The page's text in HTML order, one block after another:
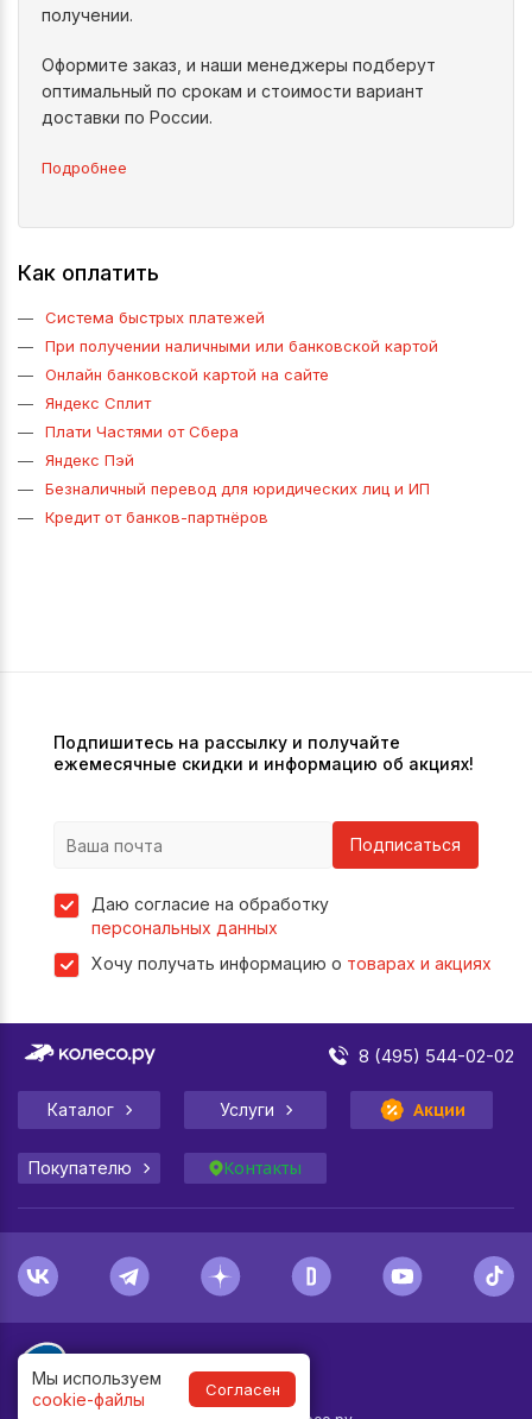
Мы используем
cookie-файлы
Согласен
получении.
Оформите заказ, и наши менеджеры подберут
оптимальный по срокам и стоимости вариант
доставки по России.
Подробнее
Как оплатить
Система быстрых платежей
При получении наличными или банковской картой
Онлайн банковской картой на сайте
Яндекс Сплит
Плати Частями от Сбера
Яндекс Пэй
Безналичный перевод для юридических лиц и ИП
Кредит от банков-партнёров
Подпишитесь на рассылку и получайте
ежемесячные скидки и информацию об акциях!
Подписаться
Даю согласие на обработку
персональных данных
Хочу получать информацию о товарах и акциях
8 (495) 544-02-02
Каталог Услуги Акции
Покупателю Контакты